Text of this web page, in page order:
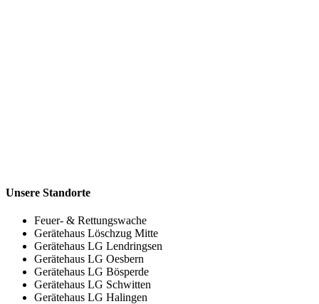
Unsere Standorte
Feuer- & Rettungswache
Gerätehaus Löschzug Mitte
Gerätehaus LG Lendringsen
Gerätehaus LG Oesbern
Gerätehaus LG Bösperde
Gerätehaus LG Schwitten
Gerätehaus LG Halingen